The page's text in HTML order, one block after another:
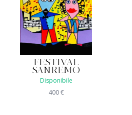
FESTIVAL
SANREMO
Disponibile
400€